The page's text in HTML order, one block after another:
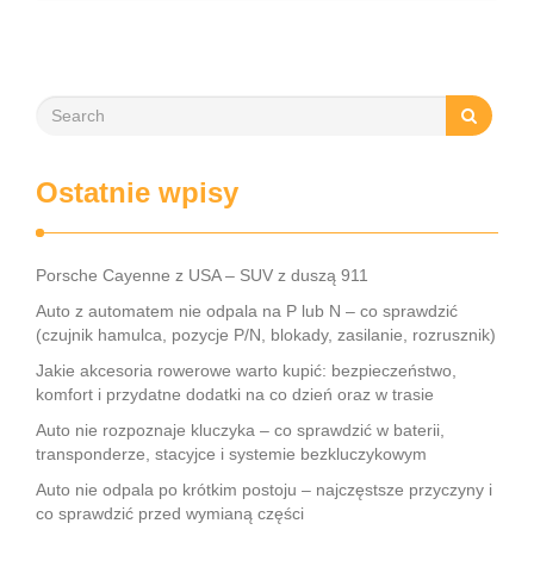
Ostatnie wpisy
Porsche Cayenne z USA – SUV z duszą 911
Auto z automatem nie odpala na P lub N – co sprawdzić
(czujnik hamulca, pozycje P/N, blokady, zasilanie, rozrusznik)
Jakie akcesoria rowerowe warto kupić: bezpieczeństwo,
komfort i przydatne dodatki na co dzień oraz w trasie
Auto nie rozpoznaje kluczyka – co sprawdzić w baterii,
transponderze, stacyjce i systemie bezkluczykowym
Auto nie odpala po krótkim postoju – najczęstsze przyczyny i
co sprawdzić przed wymianą części